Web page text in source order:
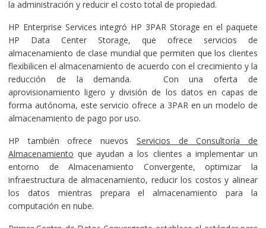
la administración y reducir el costo total de propiedad.
HP Enterprise Services integró HP 3PAR Storage en el paquete
HP Data Center Storage, que ofrece servicios de
almacenamiento de clase mundial que permiten que los clientes
flexibilicen el almacenamiento de acuerdo con el crecimiento y la
reducción de la demanda. Con una oferta de
aprovisionamiento ligero y división de los datos en capas de
forma autónoma, este servicio ofrece a 3PAR en un modelo de
almacenamiento de pago por uso.
HP también ofrece nuevos Servicios de Consultoría de
Almacenamiento que ayudan a los clientes a implementar un
entorno de Almacenamiento Convergente, optimizar la
infraestructura de almacenamiento, reducir los costos y alinear
los datos mientras prepara el almacenamiento para la
computación en nube.